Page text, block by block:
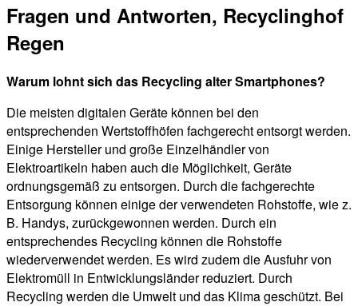
Fragen und Antworten, Recyclinghof
Regen
Warum lohnt sich das Recycling alter Smartphones?
Die meisten digitalen Geräte können bei den
entsprechenden Wertstoffhöfen fachgerecht entsorgt werden.
Einige Hersteller und große Einzelhändler von
Elektroartikeln haben auch die Möglichkeit, Geräte
ordnungsgemäß zu entsorgen. Durch die fachgerechte
Entsorgung können einige der verwendeten Rohstoffe, wie z.
B. Handys, zurückgewonnen werden. Durch ein
entsprechendes Recycling können die Rohstoffe
wiederverwendet werden. Es wird zudem die Ausfuhr von
Elektromüll in Entwicklungsländer reduziert. Durch
Recycling werden die Umwelt und das Klima geschützt. Bei